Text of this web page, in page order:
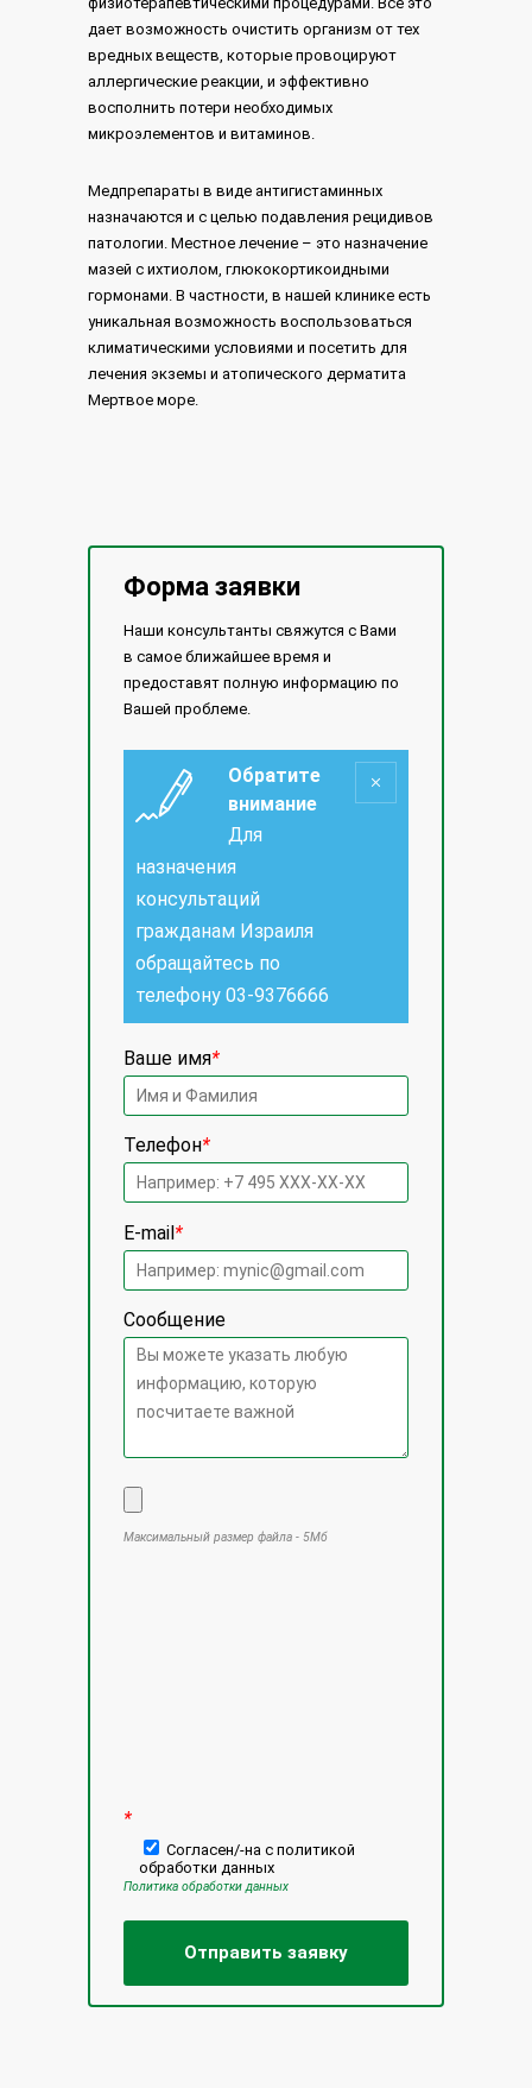
дает возможность очистить организм от тех
вредных веществ, которые провоцируют
аллергические реакции, и эффективно
восполнить потери необходимых
микроэлементов и витаминов.
Медпрепараты в виде антигистаминных
назначаются и с целью подавления рецидивов
патологии. Местное лечение – это назначение
мазей с ихтиолом, глюкокортикоидными
гормонами. В частности, в нашей клинике есть
уникальная возможность воспользоваться
климатическими условиями и посетить для
лечения экземы и атопического дерматита
Мертвое море.
Форма заявки
Наши консультанты свяжутся с Вами
в самое ближайшее время и
предоставят полную информацию по
Вашей проблеме.
Обратите
внимание
Для
назначения
консультаций
гражданам Израиля
обращайтесь по
телефону 03-9376666
Ваше имя*
Телефон*
E-mail*
Сообщение
Максимальный размер файла - 5Мб
*
Согласен/-на с политикой
обработки данных
Политика обработки данных